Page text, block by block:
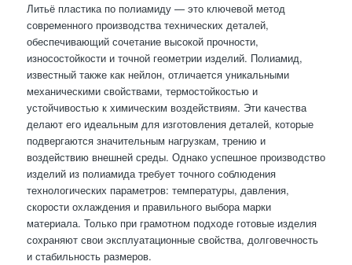
Литьё пластика по полиамиду — это ключевой метод
современного производства технических деталей,
обеспечивающий сочетание высокой прочности,
износостойкости и точной геометрии изделий. Полиамид,
известный также как нейлон, отличается уникальными
механическими свойствами, термостойкостью и
устойчивостью к химическим воздействиям. Эти качества
делают его идеальным для изготовления деталей, которые
подвергаются значительным нагрузкам, трению и
воздействию внешней среды. Однако успешное производство
изделий из полиамида требует точного соблюдения
технологических параметров: температуры, давления,
скорости охлаждения и правильного выбора марки
материала. Только при грамотном подходе готовые изделия
сохраняют свои эксплуатационные свойства, долговечность
и стабильность размеров.